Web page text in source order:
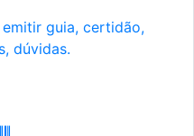
guia, certidão,
dúvidas.